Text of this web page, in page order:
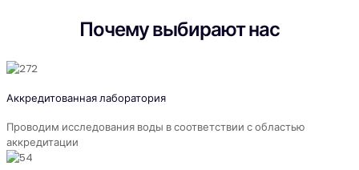
Почему выбирают нас
Аккредитованная лаборатория
Проводим исследования воды в соответствии с областью
аккредитации